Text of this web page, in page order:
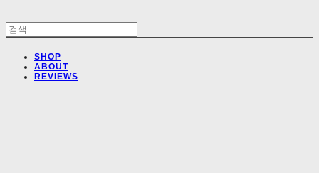
SHOP
ABOUT
REVIEWS